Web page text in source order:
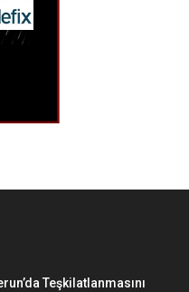
Teşkilatlanmasını